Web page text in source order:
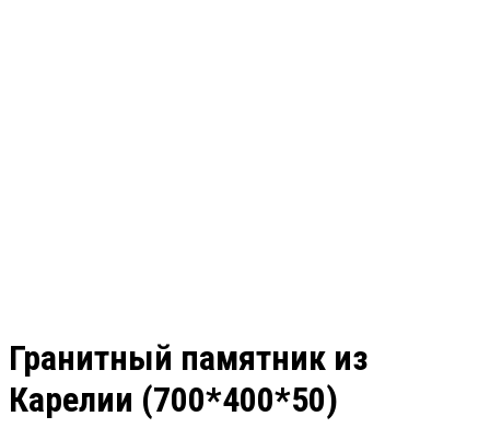
Гранитный памятник из
Карелии (700*400*50)